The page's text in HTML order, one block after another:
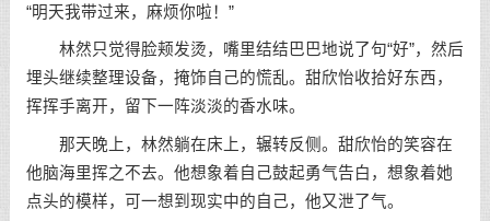
“明天我带过来，麻烦你啦！”
林然只觉得脸颊发烫，嘴里结结巴巴地说了句“好”，然后
埋头继续整理设备，掩饰自己的慌乱。甜欣怡收拾好东西，
挥挥手离开，留下一阵淡淡的香水味。
那天晚上，林然躺在床上，辗转反侧。甜欣怡的笑容在
他脑海里挥之不去。他想象着自己鼓起勇气告白，想象着她
点头的模样，可一想到现实中的自己，他又泄了气。